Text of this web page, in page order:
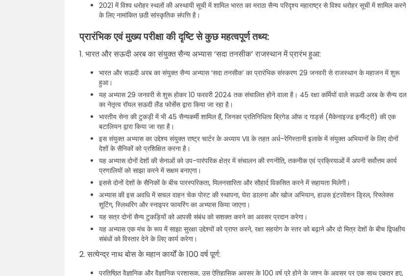
2021 में विश्व धरोहर स्थलों की अस्थायी सूची में शामिल भारत का मराठा सैन्य परिदृश्य महाराष्ट्र से विश्व धरोहर सूची में शामिल करने
के लिए नामांकित छठी सांस्कृतिक संपत्ति है।
प्रारंभिक एवं मुख्य परीक्षा की दृष्टि से कुछ महत्वपूर्ण तथ्य:
1. भारत और सऊदी अरब का संयुक्त सैन्य अभ्यास ‘सदा तनसीक’ राजस्थान में प्रारंभ हुआ:
भारत और सऊदी अरब का संयुक्त सैन्य अभ्यास ‘सदा तनसीक’ का प्रारंभिक संस्करण 29 जनवरी से राजस्थान के महाजन में शुरू
हुआ।
यह अभ्यास 29 जनवरी से शुरू होकर 10 फरवरी 2024 तक संचालित होने वाला है। 45 रक्षा कर्मियों वाले सऊदी अरब के सैन्य दल
का नेतृत्व रॉयल सऊदी लैंड फोर्सेस द्वारा किया जा रहा है।
भारतीय सेना की टुकड़ी में भी 45 सैन्यकर्मी शामिल हैं, जिनका प्रतिनिधित्व ब्रिगेड ऑफ द गार्ड्स (मैकेनाइज्ड इन्फैंट्री) की एक
बटालियन द्वारा किया जा रहा है।
इस संयुक्त अभ्यास का उद्देश्य संयुक्त राष्ट्र चार्टर के अध्याय VII के तहत अर्ध-रेगिस्तानी इलाके में संयुक्त अभियानों के लिए दोनों
देशों के सैनिकों को प्रशिक्षित करना है।
यह अभ्यास दोनों देशों की सेनाओं को उप-पारंपरिक क्षेत्र में संचालन की रणनीति, तकनीक एवं प्रक्रियाओं में अपनी सर्वोत्तम कार्य
प्रणालियों को साझा करने में सक्षम बनाएगा।
इससे दोनों देशों के सैनिकों के बीच पारस्परिकता, मिलनसारिता और सौहार्द विकसित करने में सहायता मिलेगी।
अभ्यास की इस अवधि में सचल वाहन चेक पोस्ट की स्थापना, घेरा डालना और खोज अभियान, हाउस इंटरवेंशन ड्रिल, रिफ्लेक्स
शूटिंग, स्लिथरिंग और स्नाइपर फायरिंग का अभ्यास किया जाएगा।
यह सत्र दोनों सैन्य टुकड़ियों को आपसी संबंध को सशक्त करने का अवसर प्रदान करेगा।
यह अभ्यास एक मंच के रूप में साझा सुरक्षा उद्देश्यों को प्राप्त करने, रक्षा सहयोग के स्तर को बढ़ाने और दो मित्र देशों के बीच द्विपक्षीय
संबंधों को विस्तार देने के लिए कार्य करेगा।
2. सत्येन्द्र नाथ बोस के महान कार्यों के 100 वर्ष पूर्ण:
प्रतिष्ठित वैज्ञानिक और वैज्ञानिक प्रशासक, उस ऐतिहासिक अवसर के 100 वर्ष पूरे होने के जश्न के अवसर पर एक साथ एकत्र हुए,